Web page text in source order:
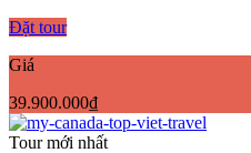
Đặt tour
Giá
39.900.000₫
Tour mới nhất